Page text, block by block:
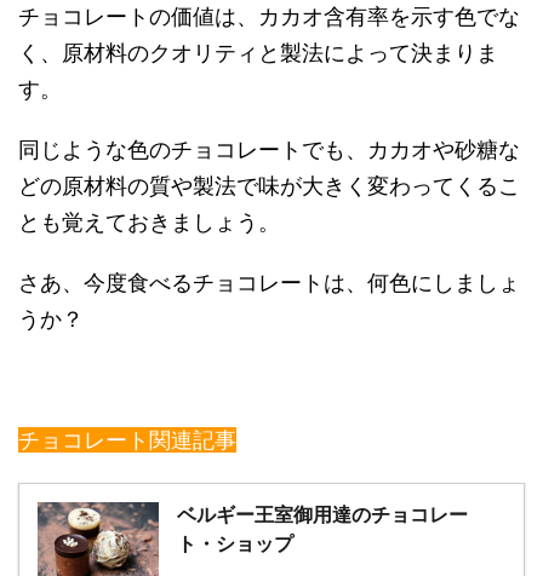
チョコレートの価値は、カカオ含有率を示す色でな
く、原材料のクオリティと製法によって決まりま
す。
同じような色のチョコレートでも、カカオや砂糖な
どの原材料の質や製法で味が大きく変わってくるこ
とも覚えておきましょう。
さあ、今度食べるチョコレートは、何色にしましょ
うか？
チョコレート関連記事
ベルギー王室御用達のチョコレー
ト・ショップ